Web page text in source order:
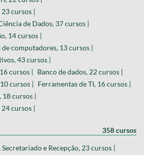
cursos |
de Dados, 37 cursos |
14 cursos |
de computadores, 13 cursos |
43 cursos |
cursos | Banco de dados, 22 cursos |
cursos | Ferramentas de TI, 16 cursos |
18 cursos |
cursos |
358 cursos
e Recepção, 23 cursos |